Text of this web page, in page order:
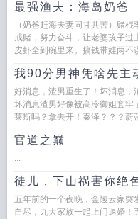
最强渔夫：海岛奶爸
（奶爸赶海夫妻同甘共苦）赌
戒赌，努力奋斗，让老婆孩子过
皮虾全到碗里来。搞钱带娃两不
我90分男神凭啥先主
好消息，渣男重生了！坏消息，
坏消息渣男好像被高冷御姐套牢
莱斯吗？拿去开！秦泽？？？蔚
官道之巅
...
徒儿，下山祸害你绝
五年前的一个夜晚，金陵云家突
自尽，九大家族一起上门退婚！